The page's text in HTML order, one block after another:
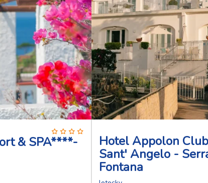
& SPA****-
Hotel Appolon
Sant' Angelo -
Fontana